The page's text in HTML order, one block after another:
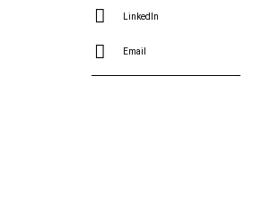
LinkedIn
Email